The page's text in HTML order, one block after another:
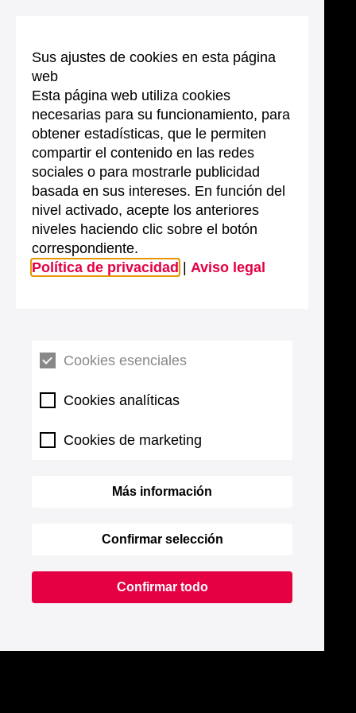
Sus ajustes de cookies en esta página
web
Esta página web utiliza cookies
necesarias para su funcionamiento, para
obtener estadísticas, que le permiten
compartir el contenido en las redes
sociales o para mostrarle publicidad
basada en sus intereses. En función del
nivel activado, acepte los anteriores
niveles haciendo clic sobre el botón
correspondiente.
Política de privacidad
Aviso legal
Cookies esenciales
Cookies analíticas
Cookies de marketing
Más información
Confirmar selección
Confirmar todo